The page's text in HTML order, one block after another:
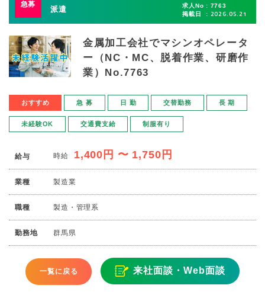
派遣 求人No
7763
掲載日
2026.05.21
金属加工会社でマシンオペレータ
ー（NC・MC、脱着作業、研磨作
業）No.7763
おすすめ 急 募 日 勤 交替勤務 長 期
未経験OK 交通費支給 制服有り
給与 時給 1,400円 〜 1,750円
業種 製造業
職種 製造・管理系
勤務地 群馬県
一覧に戻る 来社面談・Web面談